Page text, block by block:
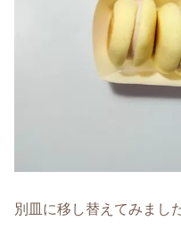
別皿に移し替えてみまし